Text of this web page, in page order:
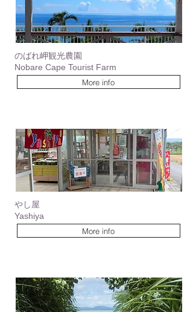
のばれ岬観光農園
Nobare Cape Tourist Farm
More info
やし屋
Yashiya
More info